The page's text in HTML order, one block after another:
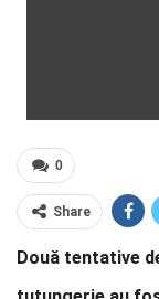
0
Share
Două tentative